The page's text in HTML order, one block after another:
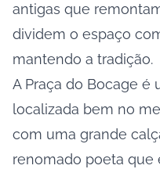
antigas que
dividem o espaço
mantendo a tradição.
A Praça do Bocage é
localizada bem no
com uma grande
renomado poeta que